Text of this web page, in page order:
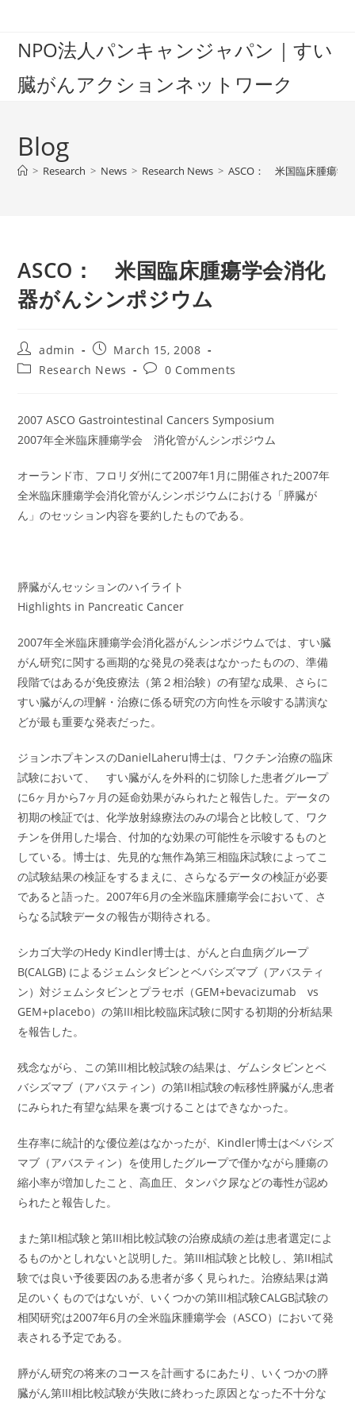
contentNPO法人パンキャンジャパン｜すい
臓がんアクションネットワーク
Blog
> Research > News > Research News > ASCO： 米国臨床腫瘍学
ASCO： 米国臨床腫瘍学会消化
器がんシンポジウム
Post
author:
admin
Post
published:
March 15, 2008
PostResearch News
Post0 Comments
2007 ASCO Gastrointestinal Cancers Symposium
2007年全米臨床腫瘍学会 消化管がんシンポジウム
オーランド市、フロリダ州にて2007年1月に開催された2007年
全米臨床腫瘍学会消化管がんシンポジウムにおける「膵臓が
ん」のセッション内容を要約したものである。
膵臓がんセッションのハイライト
Highlights in Pancreatic Cancer
2007年全米臨床腫瘍学会消化器がんシンポジウムでは、すい臓
がん研究に関する画期的な発見の発表はなかったものの、準備
段階ではあるが免疫療法（第２相治験）の有望な成果、さらに
すい臓がんの理解・治療に係る研究の方向性を示唆する講演な
どが最も重要な発表だった。
ジョンホプキンスのDanielLaheru博士は、ワクチン治療の臨床
試験において、 すい臓がんを外科的に切除した患者グループ
に6ヶ月から7ヶ月の延命効果がみられたと報告した。データの
初期の検証では、化学放射線療法のみの場合と比較して、ワク
チンを併用した場合、付加的な効果の可能性を示唆するものと
している。博士は、先見的な無作為第三相臨床試験によってこ
の試験結果の検証をするまえに、さらなるデータの検証が必要
であると語った。2007年6月の全米臨床腫瘍学会において、さ
らなる試験データの報告が期待される。
シカゴ大学のHedy Kindler博士は、がんと白血病グループ
B(CALGB) によるジェムシタビンとベバシズマブ（アバスティ
ン）対ジェムシタビンとプラセボ（GEM+bevacizumab vs
GEM+placebo）の第III相比較臨床試験に関する初期的分析結果
を報告した。
残念ながら、この第III相比較試験の結果は、ゲムシタビンとベ
バシズマブ（アバスティン）の第II相試験の転移性膵臓がん患者
にみられた有望な結果を裏づけることはできなかった。
生存率に統計的な優位差はなかったが、Kindler博士はベバシズ
マブ（アバスティン）を使用したグループで僅かながら腫瘍の
縮小率が増加したこと、高血圧、タンパク尿などの毒性が認め
られたと報告した。
また第II相試験と第III相比較試験の治療成績の差は患者選定によ
るものかとしれないと説明した。第III相試験と比較し、第II相試
験では良い予後要因のある患者が多く見られた。治療結果は満
足のいくものではないが、いくつかの第III相試験CALGB試験の
相関研究は2007年6月の全米臨床腫瘍学会（ASCO）において発
表される予定である。
膵がん研究の将来のコースを計画するにあたり、いくつかの膵
臓がん第III相比較試験が失敗に終わった原因となった不十分な